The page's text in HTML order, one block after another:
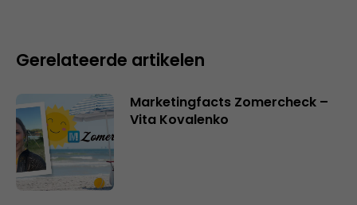
Gerelateerde artikelen
Marketingfacts Zomercheck –
Vita Kovalenko